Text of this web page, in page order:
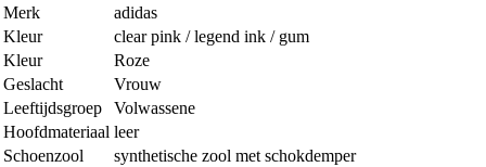
Merk
adidas
Kleur
clear pink / legend ink / gum
Kleur
Roze
Geslacht
Vrouw
Leeftijdsgroep
Volwassene
Hoofdmateriaal leer
Schoenzool
synthetische zool met schokdemper